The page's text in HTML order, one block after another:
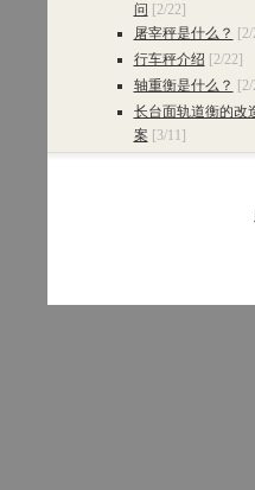
问 [2/22]
屠宰秤是什么？
行车秤介绍 [2/22]
轴重衡是什么？
长台面轨道衡的改
案 [3/11]